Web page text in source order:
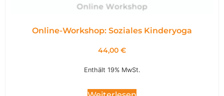
Online-Workshop: Soziales Kinderyoga
44,00 €
Enthält 19% MwSt.